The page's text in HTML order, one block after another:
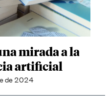
mirada a la
artificial
de 2024